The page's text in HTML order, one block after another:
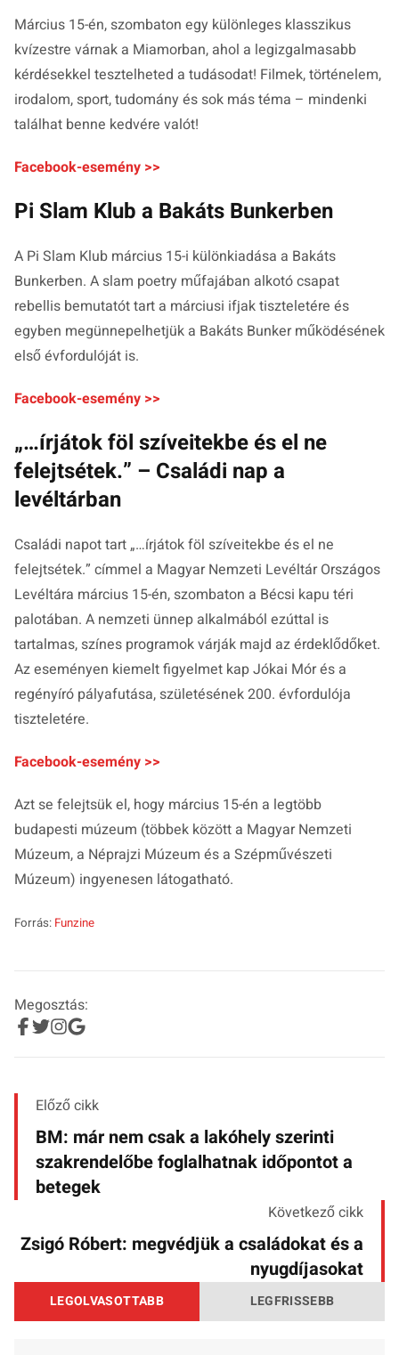
Március 15-én, szombaton egy különleges klasszikus
kvízestre várnak a Miamorban, ahol a legizgalmasabb
kérdésekkel tesztelheted a tudásodat! Filmek, történelem,
irodalom, sport, tudomány és sok más téma – mindenki
találhat benne kedvére valót!
Facebook-esemény >>
Pi Slam Klub a Bakáts Bunkerben
A Pi Slam Klub március 15-i különkiadása a Bakáts
Bunkerben. A slam poetry műfajában alkotó csapat
rebellis bemutatót tart a márciusi ifjak tiszteletére és
egyben megünnepelhetjük a Bakáts Bunker működésének
első évfordulóját is.
Facebook-esemény >>
„…írjátok föl szíveitekbe és el ne
felejtsétek.” – Családi nap a
levéltárban
Családi napot tart „…írjátok föl szíveitekbe és el ne
felejtsétek.” címmel a Magyar Nemzeti Levéltár Országos
Levéltára március 15-én, szombaton a Bécsi kapu téri
palotában. A nemzeti ünnep alkalmából ezúttal is
tartalmas, színes programok várják majd az érdeklődőket.
Az eseményen kiemelt figyelmet kap Jókai Mór és a
regényíró pályafutása, születésének 200. évfordulója
tiszteletére.
Facebook-esemény >>
Azt se felejtsük el, hogy március 15-én a legtöbb
budapesti múzeum (többek között a Magyar Nemzeti
Múzeum, a Néprajzi Múzeum és a Szépművészeti
Múzeum) ingyenesen látogatható.
Forrás: Funzine
Megosztás:
Előző cikk
BM: már nem csak a lakóhely szerinti
szakrendelőbe foglalhatnak időpontot a
betegek
Következő cikk
Zsigó Róbert: megvédjük a családokat és a
nyugdíjasokat
LEGOLVASOTTABB LEGFRISSEBB